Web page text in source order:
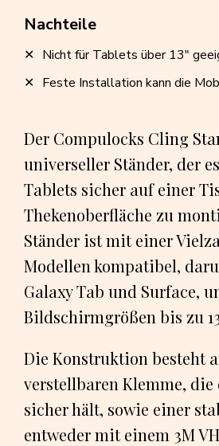
Der Compulocks Cling
universeller Ständer, der
Tablets sicher auf einer
Thekenoberfläche zu
Ständer ist mit einer
Modellen kompatibel,
Galaxy Tab und Surface,
Bildschirmgrößen bis zu
Die Konstruktion besteht
verstellbaren Klemme, die
sicher hält, sowie einer
entweder mit einem 3M
Nachteile
Nicht für Tablets über 13"
Feste Installation kann die